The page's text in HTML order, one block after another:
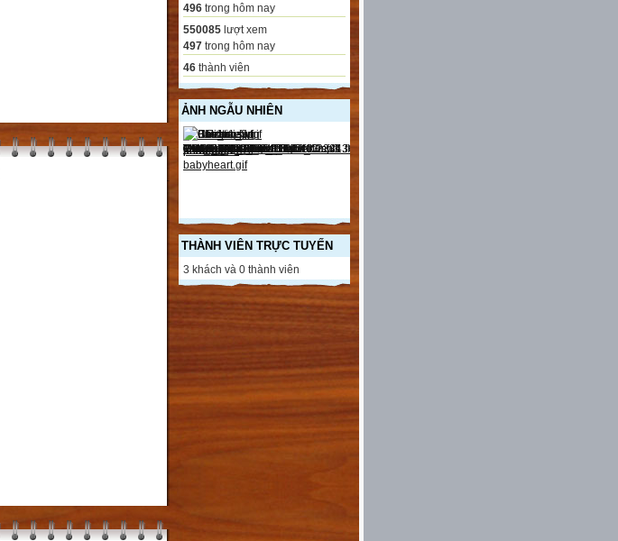
496 trong hôm nay
550085 lượt xem
497 trong hôm nay
46 thành viên
ẢNH NGẪU NHIÊN
THÀNH VIÊN TRỰC TUYẾN
3 khách và 0 thành viên